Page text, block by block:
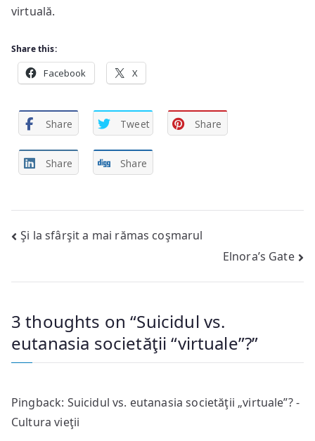
virtuală.
Share this:
Facebook X
Share Tweet Share
Share Share
Post
Şi la sfârşit a mai rămas coşmarul
Elnora’s Gate
3 thoughts on “Suicidul vs.
eutanasia societăţii “virtuale”?”
Pingback: Suicidul vs. eutanasia societăţii „virtuale”? -
Cultura vieţii